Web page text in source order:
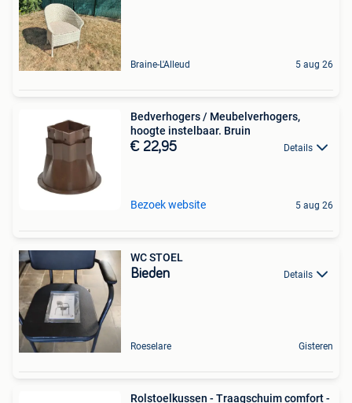
Braine-L'Alleud 5 aug 26
Bedverhogers / Meubelverhogers,
hoogte instelbaar. Bruin
€ 22,95 Details
Bezoek website 5 aug 26
WC STOEL
Bieden Details
Roeselare Gisteren
Rolstoelkussen - Traagschuim comfort -